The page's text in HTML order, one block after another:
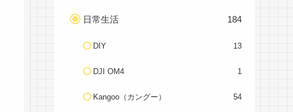
日常生活 184
DIY 13
DJI OM4 1
Kangoo（カングー） 54